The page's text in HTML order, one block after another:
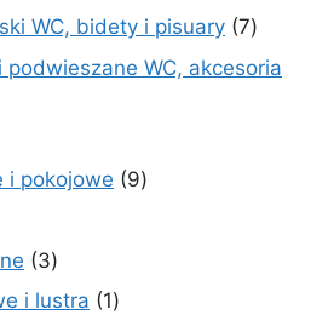
produktów
WC, bidety i pisuary 77
podwieszane WC, akcesoria
produktów
i pokojowe 99
33
produkty
i lustra 11